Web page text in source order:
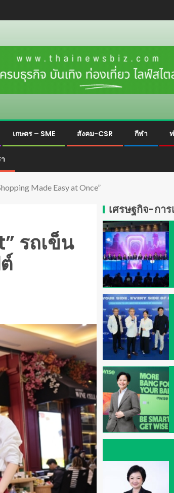
เกษตร – SME สังคม-CSR กีฬา
Made Easy at Once”
รถเข็น
เศรษฐกิจ-การ